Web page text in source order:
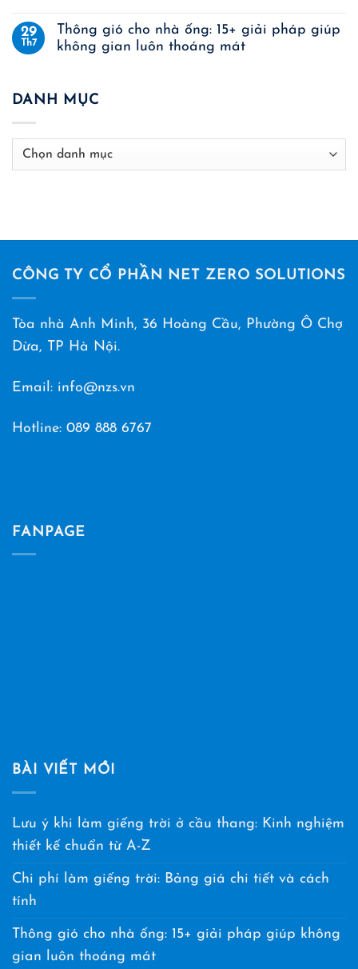
29
Th7
Thông gió cho nhà ống: 15+ giải pháp giúp
không gian luôn thoáng mát
DANH MỤC
Danh
mục
CÔNG TY CỔ PHẦN NET ZERO SOLUTIONS
Tòa nhà Anh Minh, 36 Hoàng Cầu, Phường Ô Chợ
Dừa, TP Hà Nội.
Email: info@nzs.vn
Hotline: 089 888 6767
FANPAGE
BÀI VIẾT MỚI
Lưu ý khi làm giếng trời ở cầu thang: Kinh nghiệm
thiết kế chuẩn từ A-Z
Chi phí làm giếng trời: Bảng giá chi tiết và cách
tính
Thông gió cho nhà ống: 15+ giải pháp giúp không
gian luôn thoáng mát